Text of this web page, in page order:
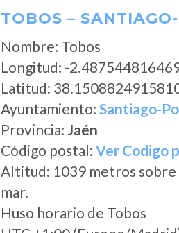
TOBOS –
Nombre: Tobos
Longitud: -
Latitud:
Ayuntamiento: Santiago-
Provincia: Jaén
Código postal: Ver Codigo
Altitud: 1039 metros sobre
mar.
Huso horario de Tobos